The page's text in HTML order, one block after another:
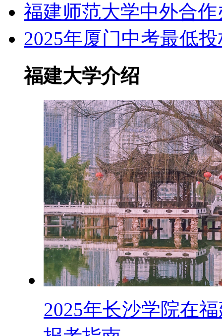
福建师范大学中外合
2025年厦门中考最低
福建大学介绍
2025年长沙学院在